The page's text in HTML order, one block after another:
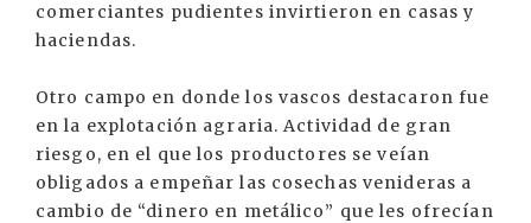
comerciantes pudientes invirtieron en casas y
haciendas.
Otro campo en donde los vascos destacaron fue
en la explotación agraria. Actividad de gran
riesgo, en el que los productores se veían
obligados a empeñar las cosechas venideras a
cambio de “dinero en metálico” que les ofrecían